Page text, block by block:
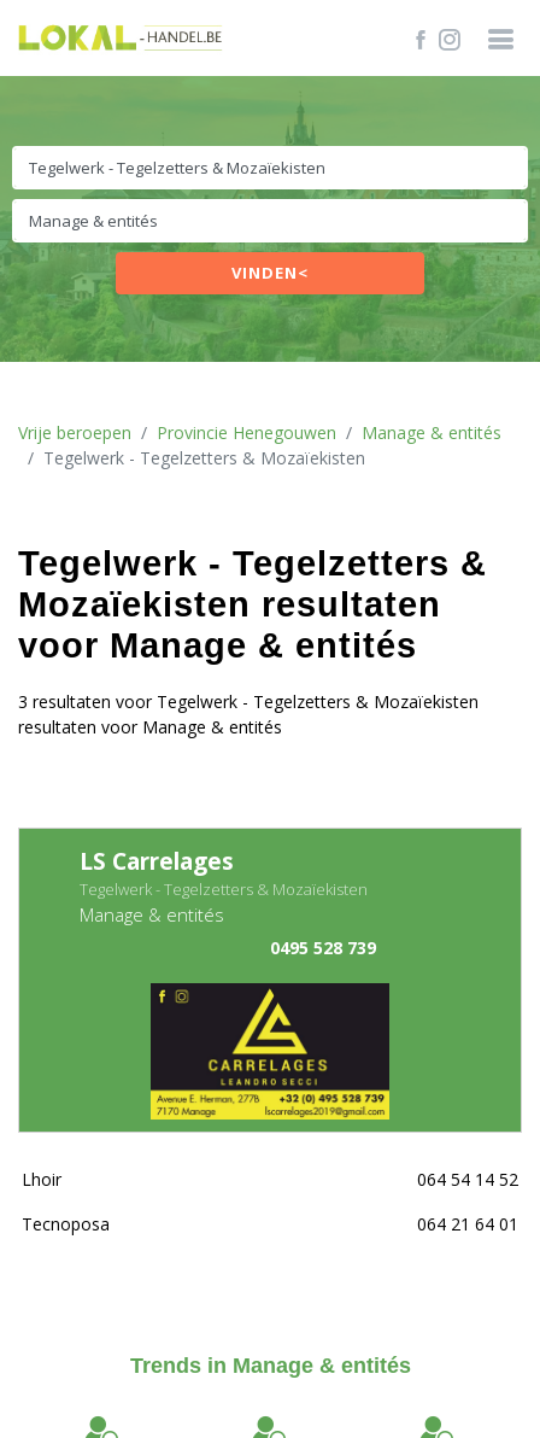
VINDEN<
Vrije beroepen Provincie Henegouwen
Manage & entités
Tegelwerk - Tegelzetters & Mozaïekisten
Tegelwerk - Tegelzetters &
Mozaïekisten resultaten
voor Manage & entités
3 resultaten voor Tegelwerk - Tegelzetters & Mozaïekisten
resultaten voor Manage & entités
LS Carrelages
Tegelwerk - Tegelzetters & Mozaïekisten
Manage & entités
0495 528 739
Lhoir
064 54 14 52
Tecnoposa
064 21 64 01
Trends in Manage & entités